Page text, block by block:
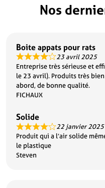
Nos
Boite appats pour rats
23 avril 2025
Entreprise très sérieuse et
le 23 avril). Produits très
abord, de bonne qualité.
FICHAUX
Solide
22 janvier 2025
Produit qui a l’air solide
le plastique
Steven